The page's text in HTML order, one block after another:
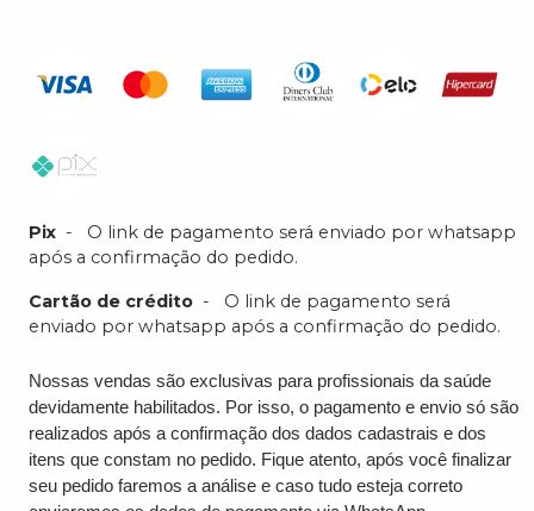
Pix -
O link de pagamento será enviado por whatsapp
após a confirmação do pedido.
Cartão de crédito -
O link de pagamento será
enviado por whatsapp após a confirmação do pedido.
Nossas vendas são exclusivas para profissionais da saúde
devidamente habilitados. Por isso, o pagamento e envio só são
realizados após a confirmação dos dados cadastrais e dos
itens que constam no pedido. Fique atento, após você finalizar
seu pedido faremos a análise e caso tudo esteja correto